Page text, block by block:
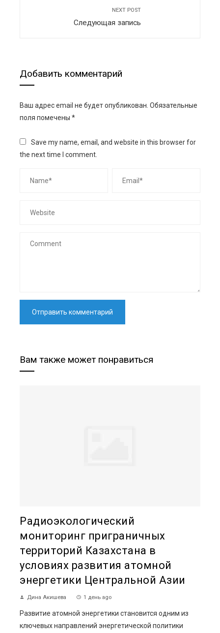
NEXT POST
Следующая запись
Добавить комментарий
Ваш адрес email не будет опубликован. Обязательные
поля помечены *
Save my name, email, and website in this browser for
the next time I comment.
Вам также может понравиться
Радиоэкологический
мониторинг приграничных
территорий Казахстана в
условиях развития атомной
энергетики Центральной Азии
Дина Акишева 1 день ago
Развитие атомной энергетики становится одним из
ключевых направлений энергетической политики